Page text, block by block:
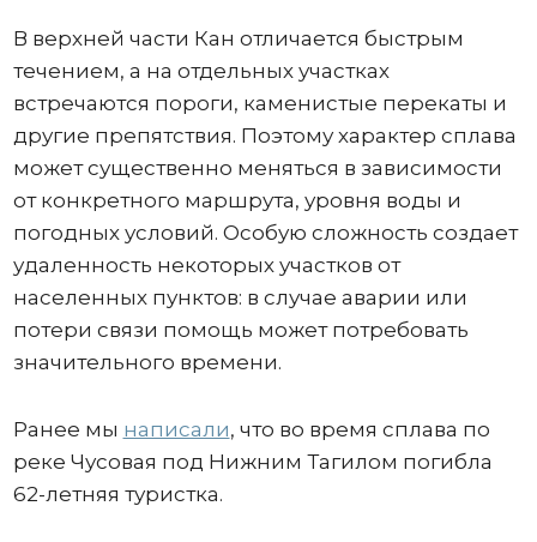
В верхней части Кан отличается быстрым
течением, а на отдельных участках
встречаются пороги, каменистые перекаты и
другие препятствия. Поэтому характер сплава
может существенно меняться в зависимости
от конкретного маршрута, уровня воды и
погодных условий. Особую сложность создает
удаленность некоторых участков от
населенных пунктов: в случае аварии или
потери связи помощь может потребовать
значительного времени.
Ранее мы написали, что во время сплава по
реке Чусовая под Нижним Тагилом погибла
62-летняя туристка.